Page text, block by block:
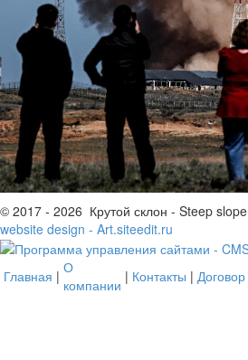
© 2017 - 2026 Крутой склон - Steep slope
website design - Art.siteedit.ru
Главная | О
компании | Контакты | Договор